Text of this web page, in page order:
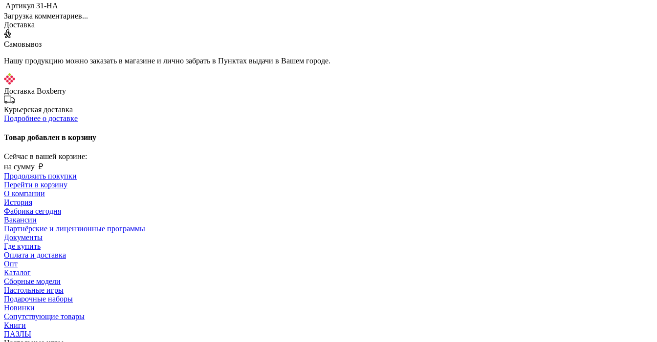
Артикул 31-НА
Загрузка комментариев...
Доставка
Самовывоз
Нашу продукцию можно заказать в магазине и лично забрать в Пунктах выдачи в Вашем городе.
Доставка Boxberry
Курьерская доставка
Подробнее о доставке
Товар добавлен в корзину
Сейчас в вашей корзине:
на сумму ₽
Продолжить покупки
Перейти в корзину
О компании
История
Фабрика сегодня
Вакансии
Партнёрские и лицензионные программы
Документы
Где купить
Оплата и доставка
Опт
Каталог
Сборные модели
Настольные игры
Подарочные наборы
Новинки
Сопутствующие товары
Книги
ПАЗЛЫ